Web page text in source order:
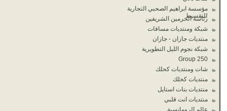
مؤسسة ابراهيم الصحبي التجارية
للتقسيط
رئاسة الحرمين الشريفين
شبكة ومنتديات مسافات
منتديات جازان - جازان
شبكة نجوم الليل التطويرية
Group 250
شات ومنتديات كحلك
منتديات كحلك
منتديات بنات استايل
منتديات انت قلبي
عالم الرومانسية